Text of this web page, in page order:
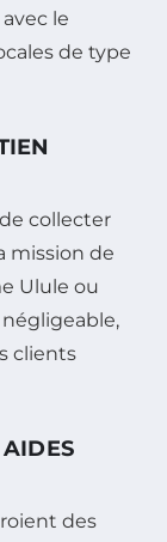
le
de type
collecter
mission de
Ulule ou
clients
AIDES
des